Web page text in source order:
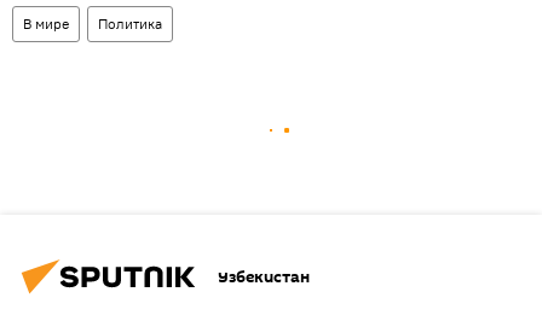
В мире Политика
Узбекистан